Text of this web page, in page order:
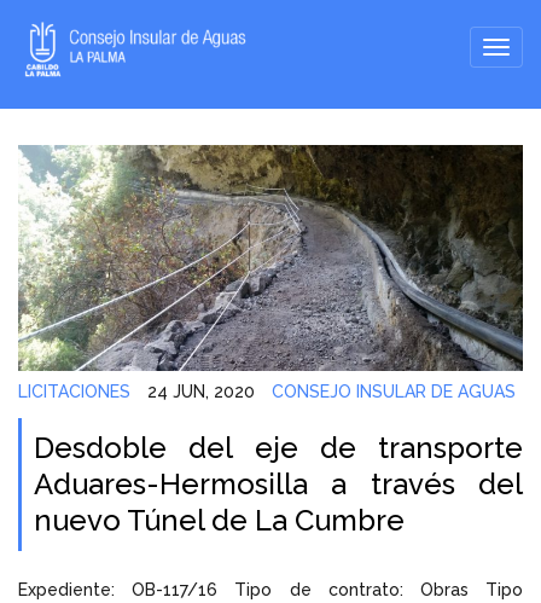
LICITACIONES 24 JUN, 2020 CONSEJO INSULAR DE AGUAS
Desdoble del eje de transporte
Aduares-Hermosilla a través del
nuevo Túnel de La Cumbre
Expediente: OB-117/16 Tipo de contrato: Obras Tipo